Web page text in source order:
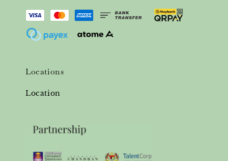
Locations
Location